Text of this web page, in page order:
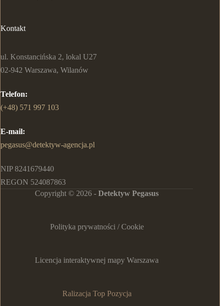
Kontakt
ul. Konstancińska 2, lokal U27
02-942 Warszawa, Wilanów
Telefon:
(+48) 571 997 103
E-mail:
pegasus@detektyw-agencja.pl
NIP 8241679440
REGON 524087863
Copyright © 2026 -Detektyw Pegasus
Polityka prywatności / Cookie
Licencja interaktywnej mapy Warszawa
Ralizacja Top Pozycja